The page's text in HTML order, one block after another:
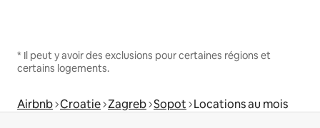
* Il peut y avoir des exclusions pour certaines régions et
certains logements.
Airbnb Croatie Zagreb Sopot Locations au mois